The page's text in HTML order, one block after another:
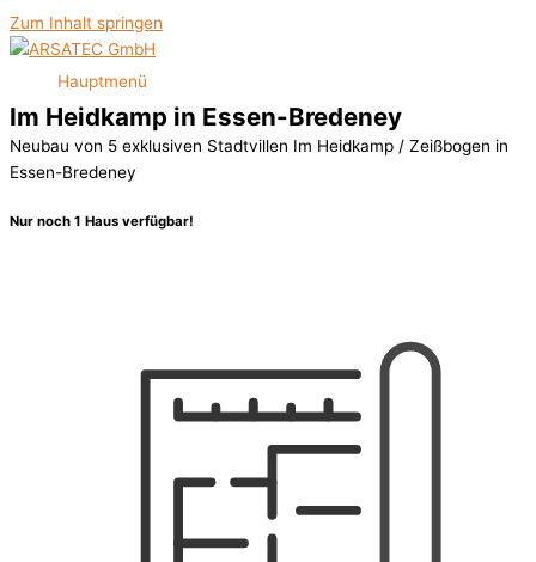
Zum Inhalt springen
Hauptmenü
Im Heidkamp in Essen-Bredeney
Neubau von 5 exklusiven Stadtvillen Im Heidkamp / Zeißbogen in
Essen-Bredeney
Nur noch 1 Haus verfügbar!